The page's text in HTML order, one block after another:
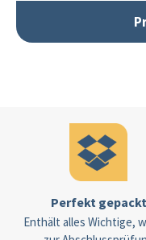
Perfekt gepackt
Enthält alles Wichtige,